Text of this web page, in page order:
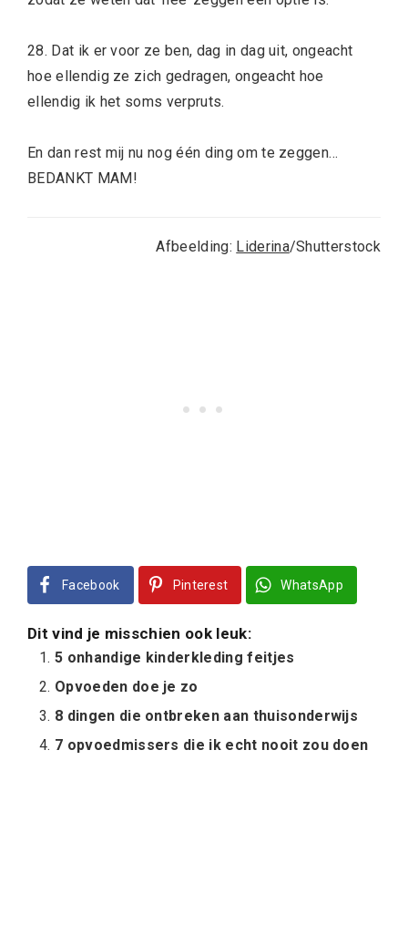
28. Dat ik er voor ze ben, dag in dag uit, ongeacht
hoe ellendig ze zich gedragen, ongeacht hoe
ellendig ik het soms verpruts.
En dan rest mij nu nog één ding om te zeggen…
BEDANKT MAM!
Afbeelding: Liderina/Shutterstock
Facebook Pinterest WhatsApp
Dit vind je misschien ook leuk:
5 onhandige kinderkleding feitjes
Opvoeden doe je zo
8 dingen die ontbreken aan thuisonderwijs
7 opvoedmissers die ik echt nooit zou doen